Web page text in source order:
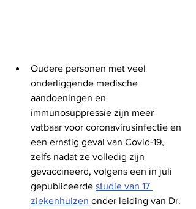
Oudere personen met veel
onderliggende medische
aandoeningen en
immunosuppressie zijn meer
vatbaar voor coronavirusinfectie en
een ernstig geval van Covid-19,
zelfs nadat ze volledig zijn
gevaccineerd, volgens een in juli
gepubliceerde studie van 17
ziekenhuizen onder leiding van Dr.